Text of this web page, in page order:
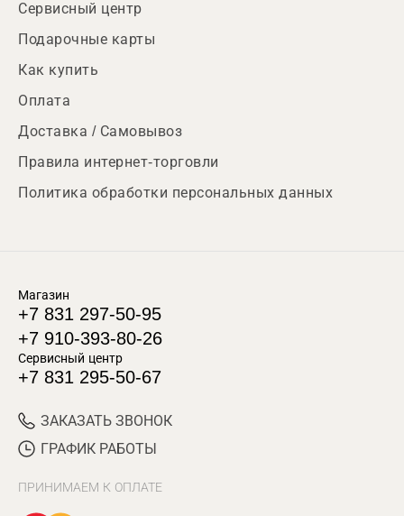
Сервисный центр
Подарочные карты
Как купить
Оплата
Доставка / Самовывоз
Правила интернет-торговли
Политика обработки персональных данных
Магазин
+7 831 297-50-95
+7 910-393-80-26
Сервисный центр
+7 831 295-50-67
ЗАКАЗАТЬ ЗВОНОК
ГРАФИК РАБОТЫ
ПРИНИМАЕМ К ОПЛАТЕ